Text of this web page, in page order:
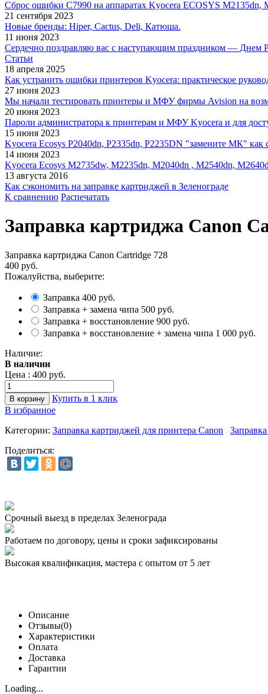
Сброс ошибки С7990 на аппаратах Kyocera ECOSYS
21 сентября 2023
Новые бренды: Hiper, Cactus, Deli, Катюша.
11 июня 2023
Сердечно поздравляю вас с наступающим праздником — Днем
Статьи
18 апреля 2025
Как устранить ошибки принтеров Kyocera: практическое
27 июня 2023
Мы начали тестировать принтеры и МФУ фирмы Avision на
20 июня 2023
Пароли администратора к принтерам и МФУ Kyocera и для
15 июня 2023
Kyocera Ecosys P2040dn, P2335dn, P2235DN "замените МК" как
14 июня 2023
Kyocera Ecosys M2735dw, M2235dn, M2040dn , M2540dn,
13 августа 2016
Как сэкономить на заправке картриджей в Зеленограде
К сравнению Распечатать
Заправка картриджа Canon
Заправка картриджа Canon Cartridge 728
400 руб.
Пожалуйства, выберите:
Заправка 400 руб.
Заправка + замена чипа 500 руб.
Заправка + восстановление 900 руб.
Заправка + восстановление + замена чипа 1 000 руб.
Наличие:
В наличии
Цена : 400 руб.
Купить в 1 клик
В избранное
Категории: Заправка картриджей для принтера Canon
Поделиться:
Срочный выезд в пределах Зеленограда
Работаем по договору, цены и сроки зафиксированы
Высокая квалификация, мастера с опытом от 5 лет
Описание
Отзывы(0)
Характеристики
Оплата
Доставка
Гарантии
Loading...